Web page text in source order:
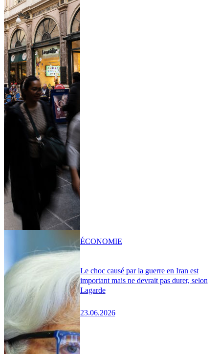
Le choc causé par la guerre en Iran est
important mais ne devrait pas durer, selon
Lagarde
23.06.2026
ÉCONOMIE